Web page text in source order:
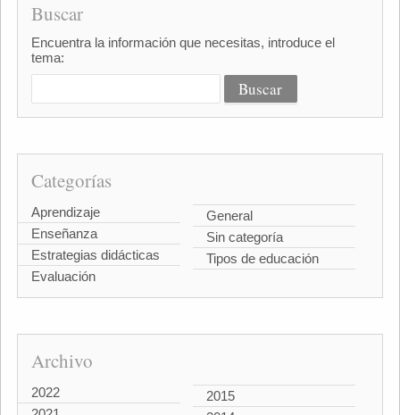
Buscar
Encuentra la información que necesitas, introduce el
tema:
Categorías
Aprendizaje
Enseñanza
Estrategias didácticas
Evaluación
General
Sin categoría
Tipos de educación
Archivo
2022
2015